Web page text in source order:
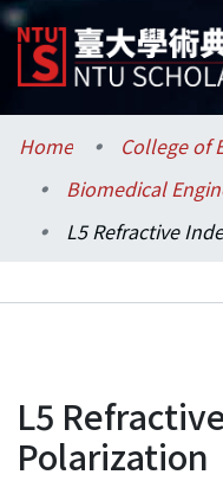
Communities &
Research Outputs
Statistics
Home
L5
Polarization